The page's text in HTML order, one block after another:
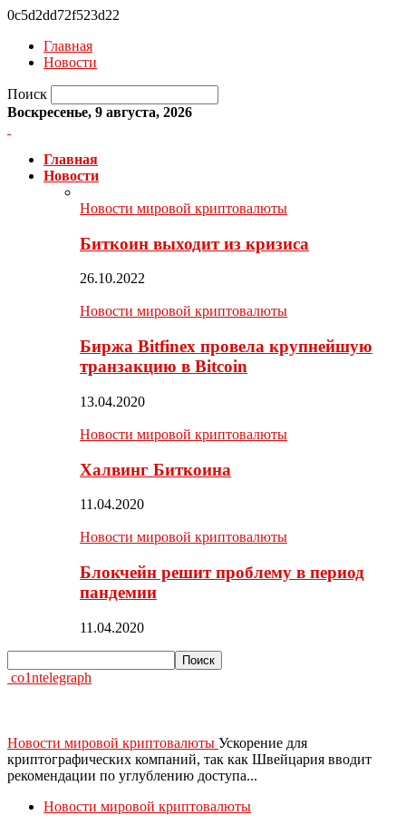
0c5d2dd72f523d22
Главная
Новости
Поиск
Воскресенье, 9 августа, 2026
Главная
Новости
Новости мировой криптовалюты
Биткоин выходит из кризиса
26.10.2022
Новости мировой криптовалюты
Биржа Bitfinex провела крупнейшую
транзакцию в Bitcoin
13.04.2020
Новости мировой криптовалюты
Халвинг Биткоина
11.04.2020
Новости мировой криптовалюты
Блокчейн решит проблему в период
пандемии
11.04.2020
co1ntelegraph
Новости мировой криптовалюты Ускорение для
криптографических компаний, так как Швейцария вводит
рекомендации по углублению доступа...
Новости мировой криптовалюты